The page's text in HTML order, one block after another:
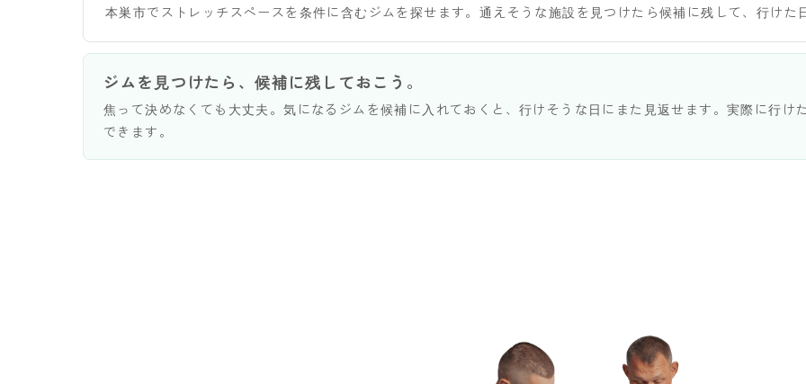
本巣市でストレッチスペースを条件に含むジムを探せます。通えそうな施設を見つけたら候補に残して、行けた
ジムを見つけたら、候補に残しておこう。
焦って決めなくても大丈夫。気になるジムを候補に入れておくと、行けそうな日にまた見返せます。実際に行け
できます。